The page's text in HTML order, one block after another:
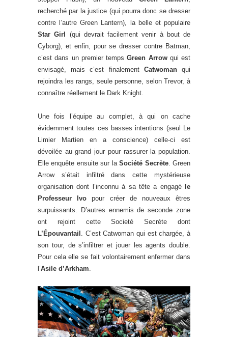
recherché par la justice (qui pourra donc se dresser
contre l’autre Green Lantern), la belle et populaire
Star Girl
(qui devrait facilement venir à bout de
Cyborg), et enfin, pour se dresser contre Batman,
c’est dans un premier tempsGreen Arrowqui est
envisagé, mais c’est finalement Catwomanqui
rejoindra les rangs, seule personne, selon Trevor, à
connaître réellement le Dark Knight.
Une fois l’équipe au complet, à qui on cache
évidemment toutes ces basses intentions (seul Le
Limier Martien en a conscience) celle-ci est
dévoilée au grand jour pour rassurer la population.
Elle enquête ensuite sur laSociété Secrète. Green
Arrow s’était infiltré dans cette mystérieuse
organisation dont l’inconnu à sa tête a engagé
le
Professeur Ivo pour créer de nouveaux êtres
surpuissants. D’autres ennemis de seconde zone
ont rejoint cette Societé Secrète dont
L’Épouvantail . C’est Catwoman qui est chargée, à
son tour, de s’infiltrer et jouer les agents double.
Pour cela elle se fait volontairement enfermer dans
l’Asile d’Arkham.